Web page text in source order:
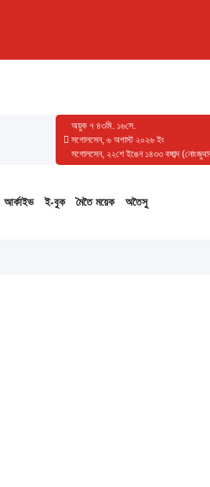
অয়ুক ৭ ৪৩মি. ১৬সে.
সগোলসেন, ৬ অগাস্ট ২০২৬ ইং
সগোলসেন, ২২শে ইঙেন ১৪৩৩ বঙ্গাব্দ
আর্কাইভ ই-বুক মৈতৈ ময়েক অতৈসু